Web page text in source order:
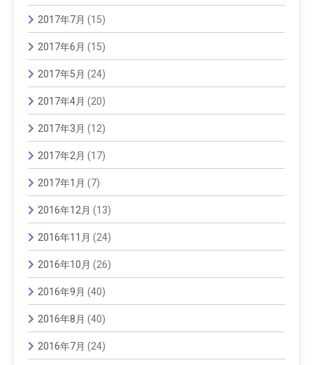
2017年7月 (15)
2017年6月 (15)
2017年5月 (24)
2017年4月 (20)
2017年3月 (12)
2017年2月 (17)
2017年1月 (7)
2016年12月 (13)
2016年11月 (24)
2016年10月 (26)
2016年9月 (40)
2016年8月 (40)
2016年7月 (24)